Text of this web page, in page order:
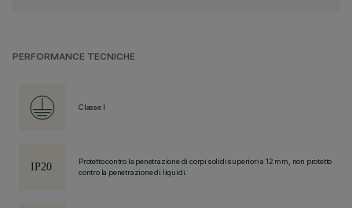
PERFORMANCE TECNICHE
Classe I
Protetto contro la penetrazione di corpi solidi superiori a 12 mm, non protetto
contro la penetrazione di liquidi.